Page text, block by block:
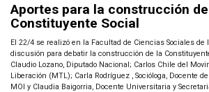
Aportes para la construcción
Constituyente Social
El 22/4 se realizó en la Facultad de Ciencias Sociales de
discusión para debatir la construcción de la
Claudio Lozano, Diputado Nacional; Carlos Chile del
Liberación (MTL); Carla Rodríguez , Socióloga, Docente
MOI y Claudia Baigorria, Docente Universitaria y